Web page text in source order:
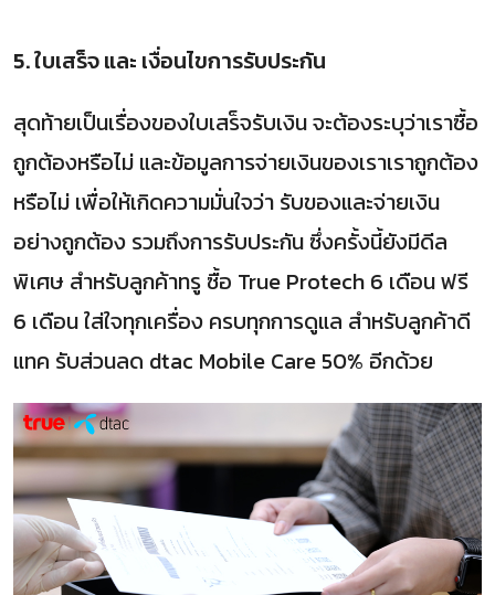
5. ใบเสร็จ และ เงื่อนไขการรับประกัน
สุดท้ายเป็นเรื่องของใบเสร็จรับเงิน จะต้องระบุว่าเราซื้อ
ถูกต้องหรือไม่ และข้อมูลการจ่ายเงินของเราเราถูกต้อง
หรือไม่ เพื่อให้เกิดความมั่นใจว่า รับของและจ่ายเงิน
อย่างถูกต้อง รวมถึงการรับประกัน ซึ่งครั้งนี้ยังมีดีล
พิเศษ สำหรับลูกค้าทรู ซื้อ True Protech 6 เดือน ฟรี
6 เดือน ใส่ใจทุกเครื่อง ครบทุกการดูแล สำหรับลูกค้าดี
แทค รับส่วนลด dtac Mobile Care 50% อีกด้วย